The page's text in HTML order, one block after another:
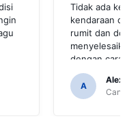
Tidak ada
kendaraan
rumit dan
dengan cara
A
Alex